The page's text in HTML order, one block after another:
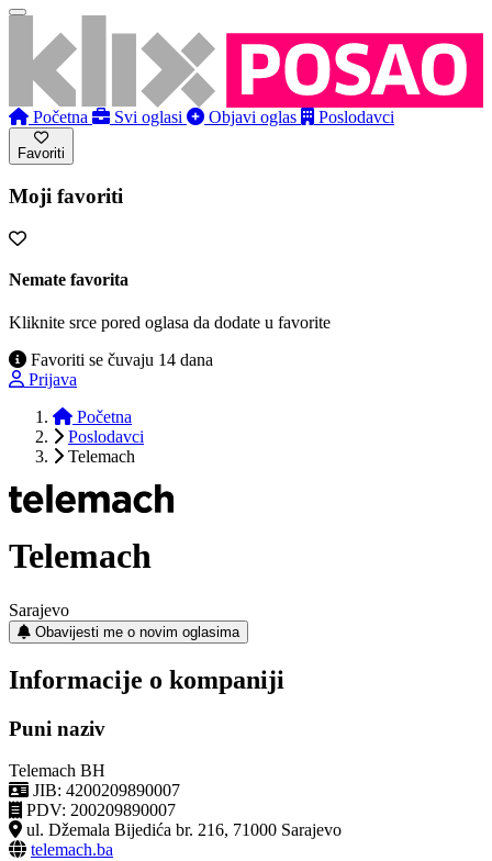
Početna Svi oglasi Objavi oglas Poslodavci
Favoriti
Moji favoriti
Nemate favorita
Kliknite srce pored oglasa da dodate u favorite
Favoriti se čuvaju 14 dana
Prijava
Početna
Poslodavci
Telemach
Telemach
Sarajevo
Obavijesti me o novim oglasima
Informacije o kompaniji
Puni naziv
Telemach BH
JIB: 4200209890007
PDV: 200209890007
ul. Džemala Bijedića br. 216, 71000 Sarajevo
telemach.ba